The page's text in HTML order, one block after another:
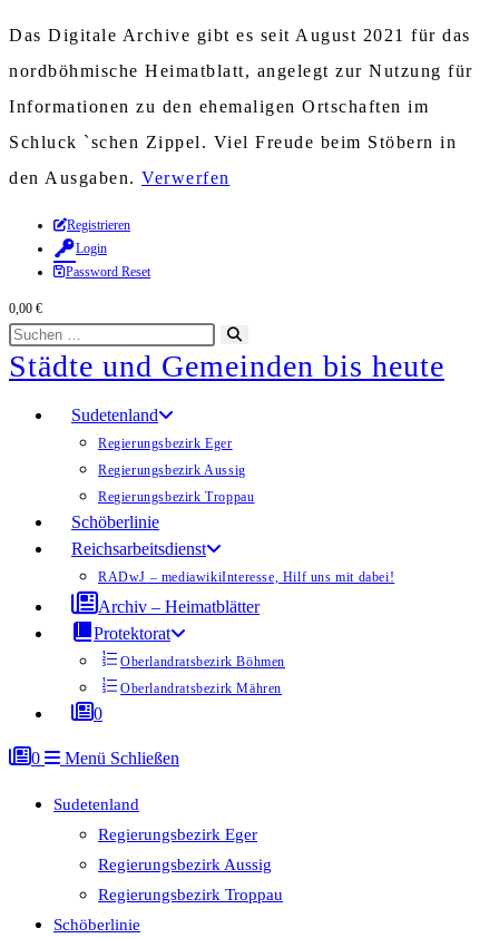
Das Digitale Archive gibt es seit August 2021 für das
nordböhmische Heimatblatt, angelegt zur Nutzung für
Informationen zu den ehemaligen Ortschaften im
Schluck `schen Zippel. Viel Freude beim Stöbern in
den Ausgaben. Verwerfen
Zum
Inhalt
springen
Registrieren
Login
Password Reset
0,00 €
Diese
Website
durchsuchen
starten
Städte und Gemeinden bis heute
Sudetenland
Regierungsbezirk Eger
Regierungsbezirk Aussig
Regierungsbezirk Troppau
Schöberlinie
Reichsarbeitsdienst
RADwJ – mediawikiInteresse, Hilf uns mit dabei!
Archiv – Heimatblätter
Protektorat
Oberlandratsbezirk Böhmen
Oberlandratsbezirk Mähren
0
0 Menü Schließen
Sudetenland
Regierungsbezirk Eger
Regierungsbezirk Aussig
Regierungsbezirk Troppau
Schöberlinie